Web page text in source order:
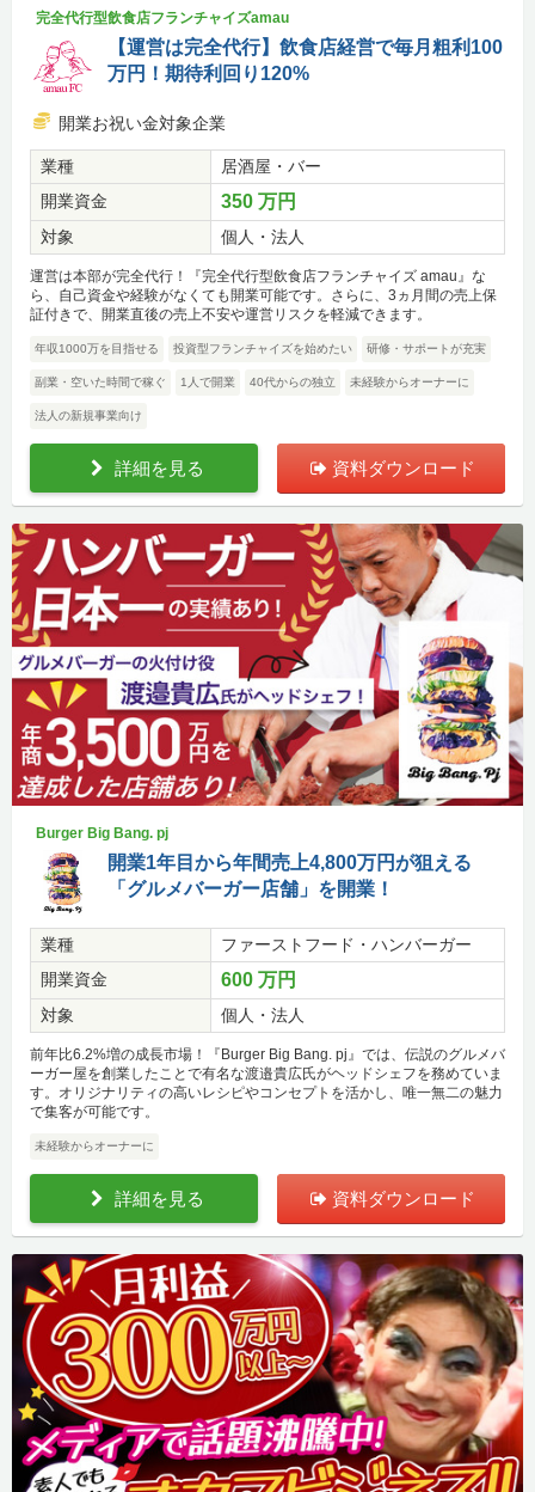
完全代行型飲食店フランチャイズamau
【運営は完全代行】飲食店経営で毎月粗利100
万円！期待利回り120%
開業お祝い金対象企業
業種
居酒屋・バー
開業資金
350 万円
対象 個人・法人
運営は本部が完全代行！『完全代行型飲食店フランチャイズ amau』な
ら、自己資金や経験がなくても開業可能です。さらに、3ヵ月間の売上保
証付きで、開業直後の売上不安や運営リスクを軽減できます。
年収1000万を目指せる 投資型フランチャイズを始めたい 研修・サポートが充実
副業・空いた時間で稼ぐ 1人で開業 40代からの独立 未経験からオーナーに
法人の新規事業向け
詳細を見る 資料ダウンロード
Burger Big Bang. pj
開業1年目から年間売上4,800万円が狙える
「グルメバーガー店舗」を開業！
業種
ファーストフード・ハンバーガー
開業資金
600 万円
対象 個人・法人
前年比6.2%増の成長市場！『Burger Big Bang. pj』では、伝説のグルメバ
ーガー屋を創業したことで有名な渡邉貴広氏がヘッドシェフを務めていま
す。オリジナリティの高いレシピやコンセプトを活かし、唯一無二の魅力
で集客が可能です。
未経験からオーナーに
詳細を見る 資料ダウンロード